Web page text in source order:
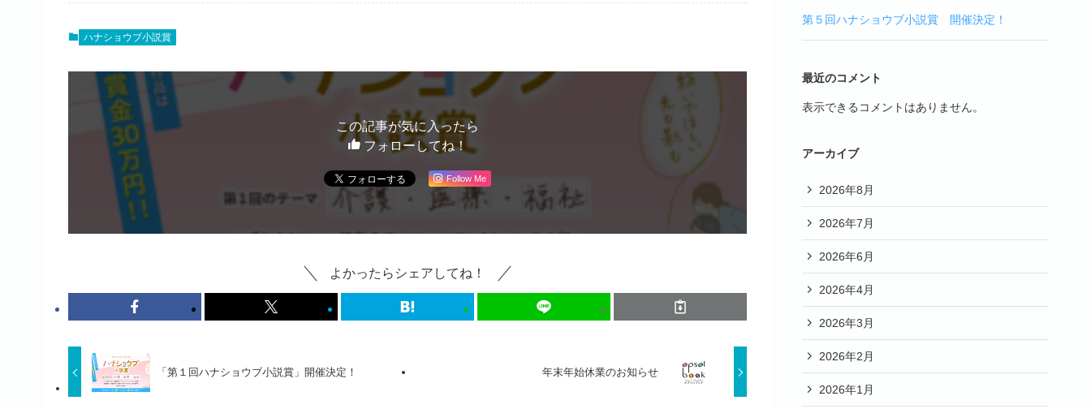
ハナショウブ小説賞
この記事が気に入ったら
フォローしてね！
Follow Me
よかったらシェアしてね！
「第１回ハナショウブ小説賞」開催決定！ 年末年始休業のお知らせ
第５回ハナショウブ小説賞 開催決定！
最近のコメント
表示できるコメントはありません。
アーカイブ
2026年8月
2026年7月
2026年6月
2026年4月
2026年3月
2026年2月
2026年1月